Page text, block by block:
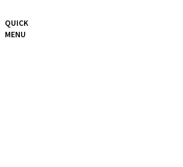
QUICK
MENU